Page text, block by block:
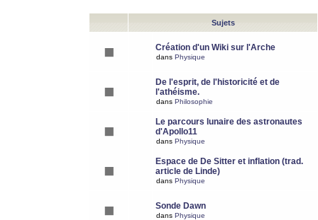
Sujets
Création d'un Wiki sur l'Arche
dans Physique
De l'esprit, de l'historicité et de
l'athéisme.
dans Philosophie
Le parcours lunaire des astronautes
d'Apollo11
dans Physique
Espace de De Sitter et inflation (trad.
article de Linde)
dans Physique
Sonde Dawn
dans Physique